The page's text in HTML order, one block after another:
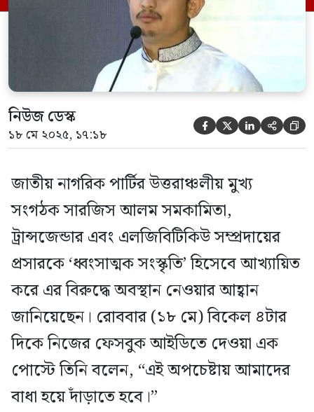
নিউজ ডেস্ক
১৮ মে ২০২৫, ১৭:১৮     
জাতীয় নাগরিক পার্টির উত্তরাঞ্চলীয় মুখ্য
সংগঠক সারজিস আলম সমকামিতা,
ট্রান্সজেন্ডার এবং এলজিবিটিকিউ সম্প্রদায়ের
প্রসারকে ‘ধ্বংসাত্মক সংস্কৃতি’ হিসেবে আখ্যায়িত
করে এর বিরুদ্ধে অবস্থান নেওয়ার আহ্বান
জানিয়েছেন। রোববার (১৮ মে) বিকেল ৪টার
দিকে নিজের ফেসবুক আইডিতে দেওয়া এক
পোস্টে তিনি বলেন, “এই অপচেষ্টায় আমাদের
বাধা হয়ে দাঁড়াতে হবে।”